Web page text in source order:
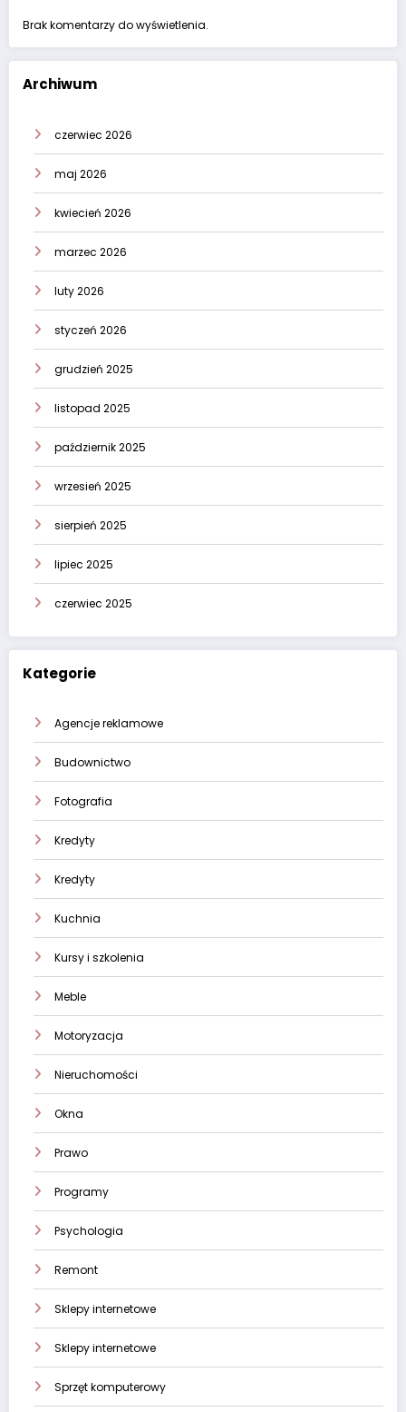
Brak komentarzy do wyświetlenia.
Archiwum
czerwiec 2026
maj 2026
kwiecień 2026
marzec 2026
luty 2026
styczeń 2026
grudzień 2025
listopad 2025
październik 2025
wrzesień 2025
sierpień 2025
lipiec 2025
czerwiec 2025
Kategorie
Agencje reklamowe
Budownictwo
Fotografia
Kredyty
Kredyty
Kuchnia
Kursy i szkolenia
Meble
Motoryzacja
Nieruchomości
Okna
Prawo
Programy
Psychologia
Remont
Sklepy internetowe
Sklepy internetowe
Sprzęt komputerowy